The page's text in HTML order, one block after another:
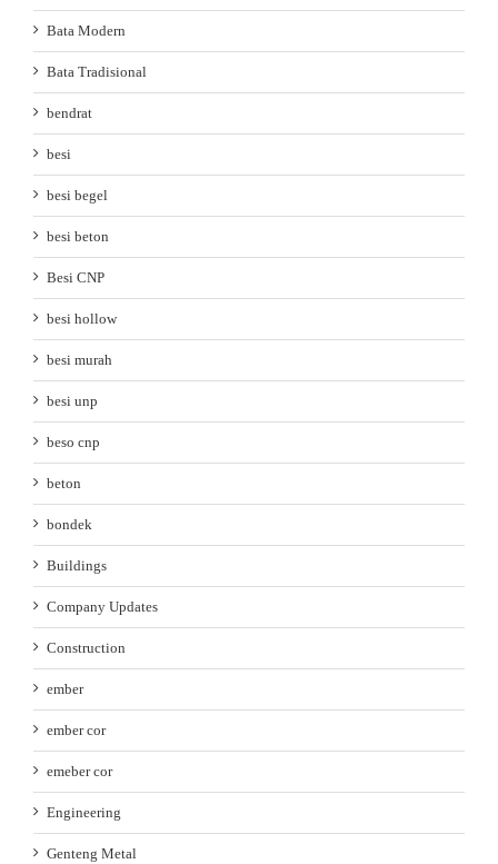
Bata Modern
Bata Tradisional
bendrat
besi
besi begel
besi beton
Besi CNP
besi hollow
besi murah
besi unp
beso cnp
beton
bondek
Buildings
Company Updates
Construction
ember
ember cor
emeber cor
Engineering
Genteng Metal